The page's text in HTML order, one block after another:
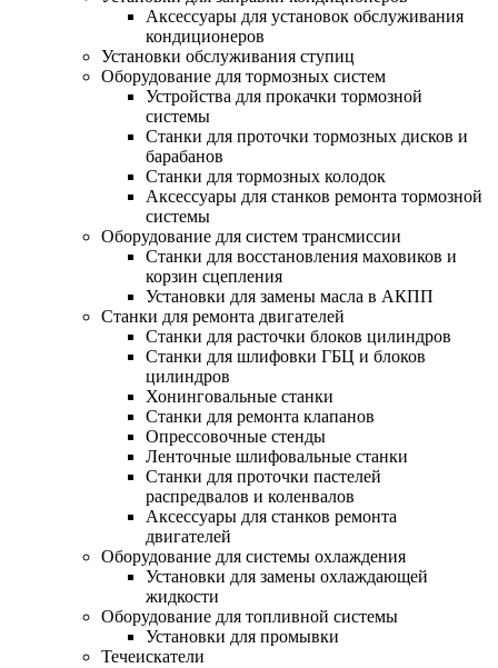
Аксессуары для установок обслуживания
кондиционеров
Установки обслуживания ступиц
Оборудование для тормозных систем
Устройства для прокачки тормозной
системы
Станки для проточки тормозных дисков и
барабанов
Станки для тормозных колодок
Аксессуары для станков ремонта тормозной
системы
Оборудование для систем трансмиссии
Станки для восстановления маховиков и
корзин сцепления
Установки для замены масла в АКПП
Станки для ремонта двигателей
Станки для расточки блоков цилиндров
Станки для шлифовки ГБЦ и блоков
цилиндров
Хонинговальные станки
Станки для ремонта клапанов
Опрессовочные стенды
Ленточные шлифовальные станки
Станки для проточки пастелей
распредвалов и коленвалов
Аксессуары для станков ремонта
двигателей
Оборудование для системы охлаждения
Установки для замены охлаждающей
жидкости
Оборудование для топливной системы
Установки для промывки
Течеискатели